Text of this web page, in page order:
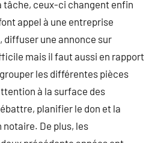
tâche, ceux-ci changent enfin
appel à une entreprise
diffuser une annonce sur
mais il faut aussi en rapport
les différentes pièces
à la surface des
planifier le don et la
notaire. De plus, les